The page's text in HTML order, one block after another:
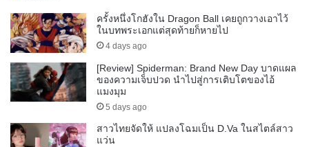
ครั้งหนึ่งโกฮังใน Dragon Ball เคยถูกวางเอาไว้
ในบทพระเอกแต่สุดท้ายก็หายไป
4 days ago
[Review] Spiderman: Brand New Day บาดแผล
ของความเจ็บปวด นำไปสู่การเติบโตของไอ้
แมงมุม
5 days ago
สาวไทยจัดให้ แปลงโฉมเป็น D.Va ในสไตล์สาว
แว่น